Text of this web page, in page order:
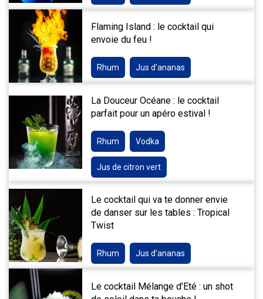
Flaming Island : le cocktail qui
envoie du feu !
Rhum Jus d'ananas
La Douceur Océane : le cocktail
parfait pour un apéro estival !
Rhum Vodka
Jus de citron vert
Le cocktail qui va te donner envie
de danser sur les tables : Tropical
Twist
Rhum Jus d'ananas
Le cocktail Mélange d'Eté : un shot